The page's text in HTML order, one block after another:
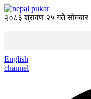
२०८३ श्रावण २५ गते सोमबार
English
channel